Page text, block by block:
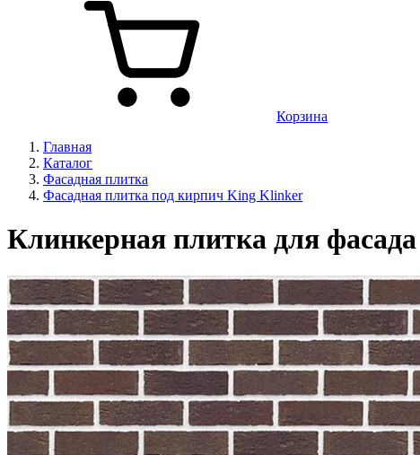
Корзина
Главная
Каталог
Фасадная плитка
Фасадная плитка под кирпич King Klinker
Клинкерная плитка для